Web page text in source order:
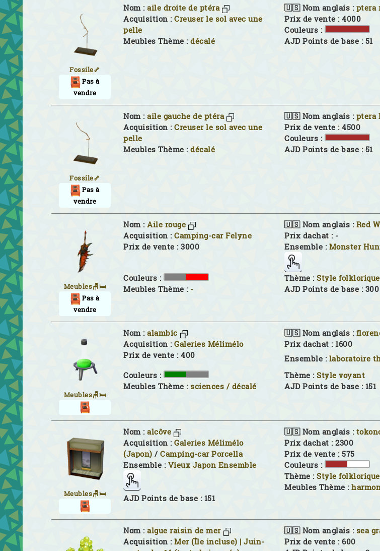
Fossile🦴
Pas à
vendre
Nom :aile droite de ptéra 🇺🇸 Nom anglais : ptera
Acquisition :Creuser le sol avec une
pelle
Prix de vente : 4000
Couleurs :
Meubles Thème :décalé AJD Points de base : 51
Fossile🦴
Pas à
vendre
Nom :aile gauche de ptéra 🇺🇸 Nom anglais : ptera
Acquisition :Creuser le sol avec une
pelle
Prix de vente : 4500
Couleurs :
Meubles Thème :décalé AJD Points de base : 51
Meubles🪑🛏
Pas à
vendre
Nom :Aile rouge 🇺🇸 Nom anglais : Red
Acquisition :Camping-car Felyne
Prix dachat : -
Prix de vente : 3000
Ensemble : Monster
Couleurs : Thème :Style folklorique
Meubles Thème : - AJD Points de base : 300
Meubles🪑🛏
Nom :alambic 🇺🇸 Nom anglais :
Acquisition :Galeries Mélimélo
Prix dachat : 1600
Prix de vente : 400
Ensemble : laboratoire
Couleurs :
Thème :Style voyant
Meubles Thème : sciences / décalé AJD Points de base : 151
Meubles🪑🛏
Nom :alcôve 🇺🇸 Nom anglais :
Acquisition :Galeries Mélimélo
(Japon) /Camping-car Porcella
Prix dachat : 2300
Prix de vente : 575
Ensemble : Vieux Japon Ensemble
Couleurs :
Thème :Style folklorique
Meubles Thème :
AJD Points de base : 151
Nom :algue raisin de mer 🇺🇸 Nom anglais : sea
Acquisition :Mer (Île incluse) | Juin-
Prix de vente : 600